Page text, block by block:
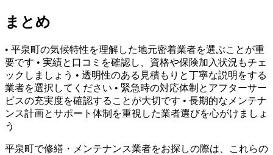
まとめ
• 平泉町の気候特性を理解した地元密着業者を選ぶことが重
要です • 実績と口コミを確認し、資格や保険加入状況もチェ
ックしましょう • 透明性のある見積もりと丁寧な説明をする
業者を選択してください • 緊急時の対応体制とアフターサー
ビスの充実度を確認することが大切です • 長期的なメンテナ
ンス計画とサポート体制を重視した業者選びを心がけましょ
う
平泉町で修繕・メンテナンス業者をお探しの際は、これらの